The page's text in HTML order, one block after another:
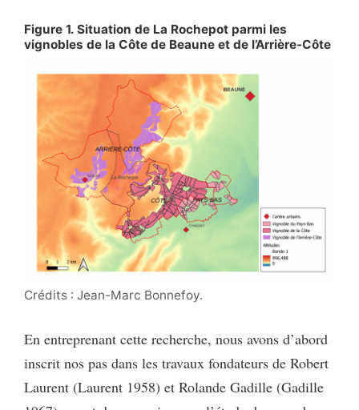
Figure 1. Situation de La Rochepot parmi les
vignobles de la Côte de Beaune et de l’Arrière-Côte
Crédits : Jean-Marc Bonnefoy.
En entreprenant cette recherche, nous avons d’abord
inscrit nos pas dans les travaux fondateurs de Robert
Laurent (Laurent 1958) et Rolande Gadille (Gadille